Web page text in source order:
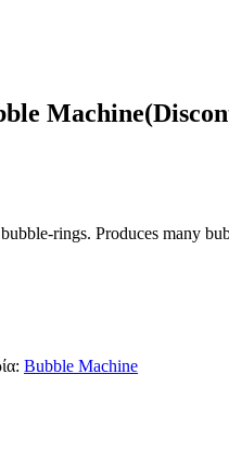
rings. Produces many
Bubble Machine